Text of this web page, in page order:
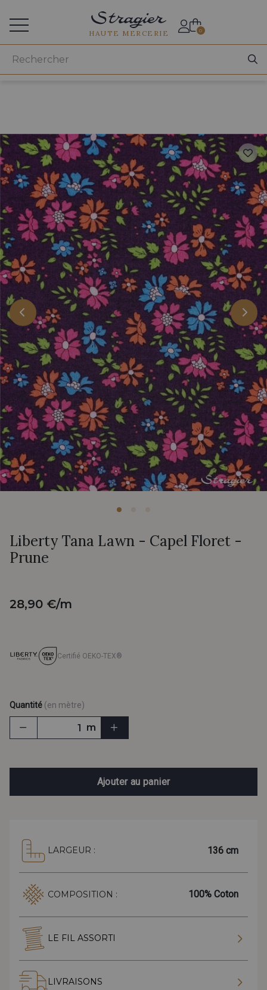
HAUTE MERCERIE 0
Liberty Tana Lawn - Capel Floret -
Prune
28,90 €/m
Certifié OEKO-TEX®
Quantité (en mètre)
m
Ajouter au panier
LARGEUR : 136 cm
COMPOSITION : 100% Coton
LE FIL ASSORTI
LIVRAISONS